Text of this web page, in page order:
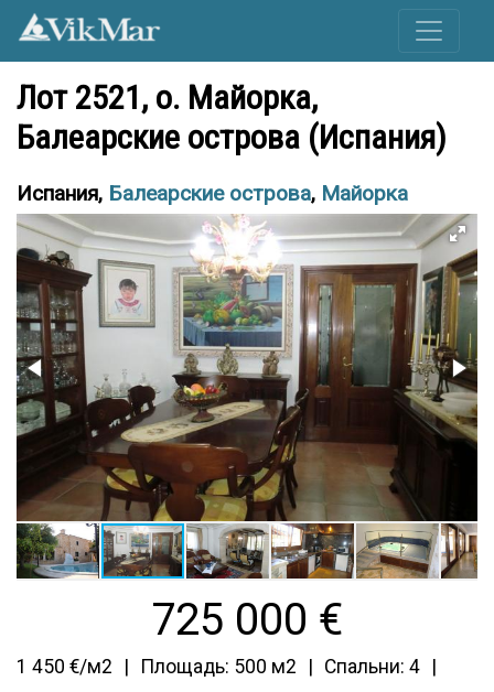
Лот 2521, o. Майорка,
Балеарские острова (Испания)
Испания, Балеарские острова, Майорка
725 000 €
1 450 €/м2 Площадь: 500 м2
Спальни: 4